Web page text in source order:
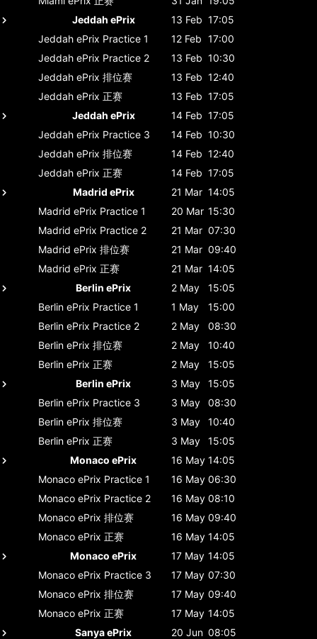
Jeddah ePrix
13 Feb 17:05
Jeddah ePrix Practice 1 12 Feb 17:00
Jeddah ePrix Practice 2 13 Feb 10:30
Jeddah ePrix 排位赛 13 Feb 12:40
Jeddah ePrix 正赛 13 Feb 17:05
Jeddah ePrix
14 Feb 17:05
Jeddah ePrix Practice 3 14 Feb 10:30
Jeddah ePrix 排位赛 14 Feb 12:40
Jeddah ePrix 正赛 14 Feb 17:05
Madrid ePrix
21 Mar 14:05
Madrid ePrix Practice 1 20 Mar 15:30
Madrid ePrix Practice 2 21 Mar 07:30
Madrid ePrix 排位赛 21 Mar 09:40
Madrid ePrix 正赛 21 Mar 14:05
Berlin ePrix
2 May
15:05
Berlin ePrix Practice 1 1 May
15:00
Berlin ePrix Practice 2 2 May
08:30
Berlin ePrix 排位赛 2 May
10:40
Berlin ePrix 正赛 2 May
15:05
Berlin ePrix
3 May
15:05
Berlin ePrix Practice 3 3 May
08:30
Berlin ePrix 排位赛 3 May
10:40
Berlin ePrix 正赛 3 May
15:05
Monaco ePrix
16 May 14:05
Monaco ePrix Practice 1 16 May 06:30
Monaco ePrix Practice 2 16 May 08:10
Monaco ePrix 排位赛 16 May 09:40
Monaco ePrix 正赛 16 May 14:05
Monaco ePrix
17 May 14:05
Monaco ePrix Practice 3 17 May 07:30
Monaco ePrix 排位赛 17 May 09:40
Monaco ePrix 正赛 17 May 14:05
Sanya ePrix
20 Jun 08:05